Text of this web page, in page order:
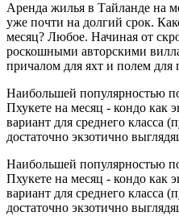
Аренда жилья в Тайланде на
уже почти на долгий срок.
месяц? Любое. Начиная от
роскошными авторскими
причалом для яхт и полем для
Наибольшей популярностью
Пхукете на месяц - кондо как
вариант для среднего класса
достаточно экзотично
Наибольшей популярностью
Пхукете на месяц - кондо как
вариант для среднего класса
достаточно экзотично